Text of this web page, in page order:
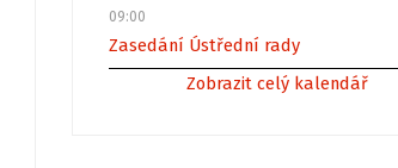
09:00
Zasedání Ústřední rady
Zobrazit celý kalendář